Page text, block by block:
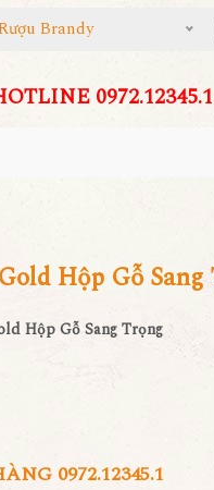
Brandy
0972.12345.1
Hộp Gỗ
Hộp Gỗ Sang Trọng
0972.12345.1